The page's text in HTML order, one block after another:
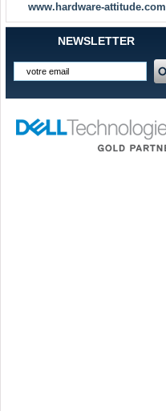
www.hardware-attitude.com
NEWSLETTER